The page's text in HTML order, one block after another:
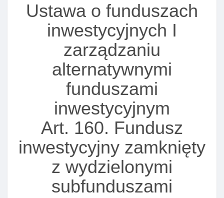
Ustawa o funduszach
inwestycyjnych I
zarządzaniu
alternatywnymi
funduszami
inwestycyjnym
Art. 160. Fundusz
inwestycyjny zamknięty
z wydzielonymi
subfunduszami
inwestycyjny zamknięty I limity inwestycyjne
Art. 146. Limit lokowania aktywów dla funduszu
inwestycyjnego zamkniętego
Art. 147. Lokaty funduszu inwestycyjnego
zamkniętego, przeznaczenie dochodów I pożytków
Art. 148. Nabywanie przez fundusz inwestycyjny
zamknięty praw do nieruchomośCI
Art. 148a. Działania funduszu inwestycyjnego
zamkniętego podejmowane w najlepiej pojętym
interesie uczestników funduszu
Art. 149. Ustanawianie praw na aktywach przez
fundusz inwestycyjny zamknięty
Art. 150. Zasady wyceny aktywów funduszu
inwestycyjnego zamkniętego, których przedmiotem